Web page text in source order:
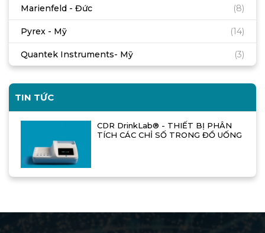
Marienfeld - Đức (8)
Pyrex - Mỹ (14)
Quantek Instruments- Mỹ (3)
TIN TỨC
CDR DrinkLab® - THIẾT BỊ PHÂN
TÍCH CÁC CHỈ SỐ TRONG ĐỒ UỐNG